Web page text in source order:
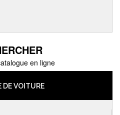
en ligne
DE VOITURE